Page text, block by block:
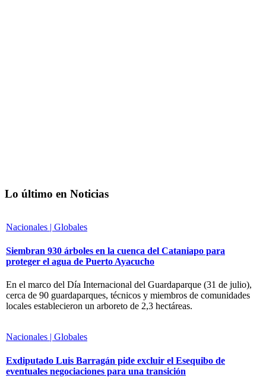
Lo último en Noticias
Nacionales | Globales
Siembran 930 árboles en la cuenca del Cataniapo para
proteger el agua de Puerto Ayacucho
En el marco del Día Internacional del Guardaparque (31 de julio),
cerca de 90 guardaparques, técnicos y miembros de comunidades
locales establecieron un arboreto de 2,3 hectáreas.
Nacionales | Globales
Exdiputado Luis Barragán pide excluir el Esequibo de
eventuales negociaciones para una transición